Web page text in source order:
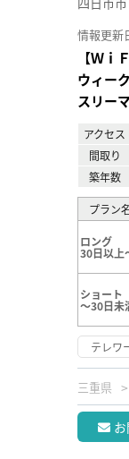
情報更新
【Ｗｉ
ウィー
スリー
アクセス
間取り
築年数
プラン
ロング
30日以上
ショート
～30日未
テレワ
三重県